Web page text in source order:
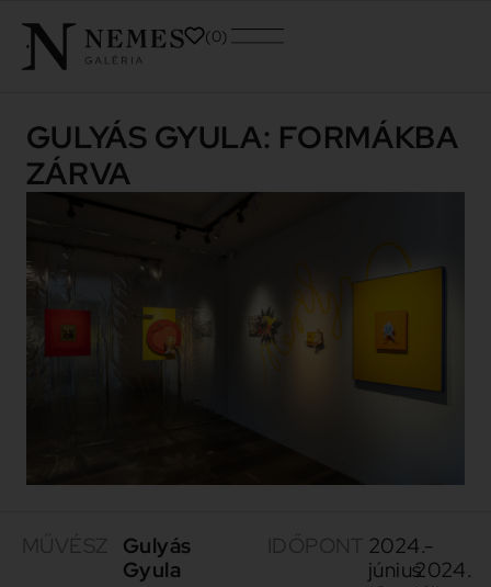
0
GULYÁS GYULA: FORMÁKBA
ZÁRVA
Gulyás
Gyula
2024.
június
-
2024.